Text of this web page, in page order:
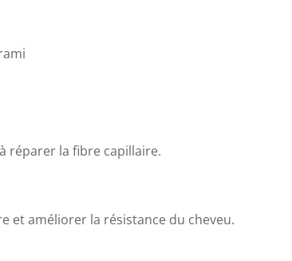
réparer la fibre capillaire.
et améliorer la résistance du cheveu.